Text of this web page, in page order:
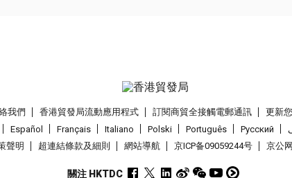
我們 香港貿發局流動應用程式 訂閱商貿全接觸電郵通訊 更新
Español Français Italiano Polski Português Pусский
聲明 超連結條款及細則 網站導航 京ICP备09059244号 京公
關注 HKTDC